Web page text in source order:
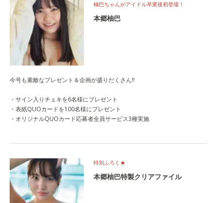
柚巴ちゃんがアイドル卒業後初登場！
本郷柚巴
今号も素敵なプレゼント＆企画が盛りだくさん!!
・サイン入りチェキを6名様にプレゼント
・表紙QUOカードを100名様にプレゼント
・オリジナルQUOカード応募者全員サービス3種実施
特別ふろく★
本郷柚巴特製クリアファイル